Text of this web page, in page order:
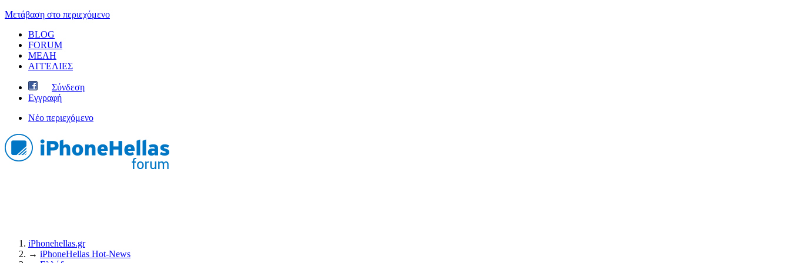
Μετάβαση στο περιεχόμενο
BLOG
FORUM
ΜΕΛΗ
ΑΓΓΕΛΙΕΣ
Σύνδεση
Εγγραφή
Νέο περιεχόμενο
iPhonehellas.gr
→ iPhoneHellas Ηot-News